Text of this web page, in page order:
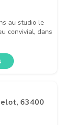
au studio le
convivial, dans
63400